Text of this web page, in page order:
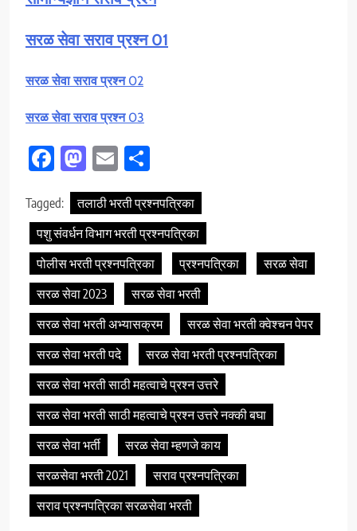
सरळ सेवा सराव प्रश्न 01
सरळ सेवा सराव प्रश्न02
सरळ सेवा सराव प्रश्न03
Facebook
Mastodon
Email
Tagged:
तलाठी भरती प्रश्नपत्रिका
पशु संवर्धन विभाग भरती प्रश्नपत्रिका
पोलीस भरती प्रश्नपत्रिका
प्रश्नपत्रिका
सरळ सेवा
सरळ सेवा 2023
सरळ सेवा भरती
सरळ सेवा भरती अभ्यासक्रम
सरळ सेवा भरती क्वेश्चन पेपर
सरळ सेवा भरती पदे
सरळ सेवा भरती प्रश्नपत्रिका
सरळ सेवा भरती साठी महत्वाचे प्रश्न उत्तरे
सरळ सेवा भरती साठी महत्वाचे प्रश्न उत्तरे नक्की बघा
सरळ सेवा भर्ती
सरळ सेवा म्हणजे काय
सरळसेवा भरती 2021
सराव प्रश्नपत्रिका
सराव प्रश्नपत्रिका सरळसेवा भरती